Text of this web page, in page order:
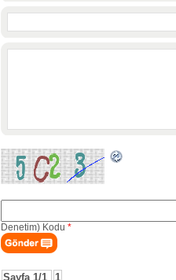
Denetim) Kodu *
Sayfa 1/1 1